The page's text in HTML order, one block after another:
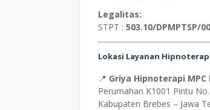
Legalitas:
STPT : 503.10/DPMPTSP/
Lokasi Layanan
📍 Griya Hipnoterapi
Perumahan K1001 Pintu
Kabupaten Brebes – Jawa